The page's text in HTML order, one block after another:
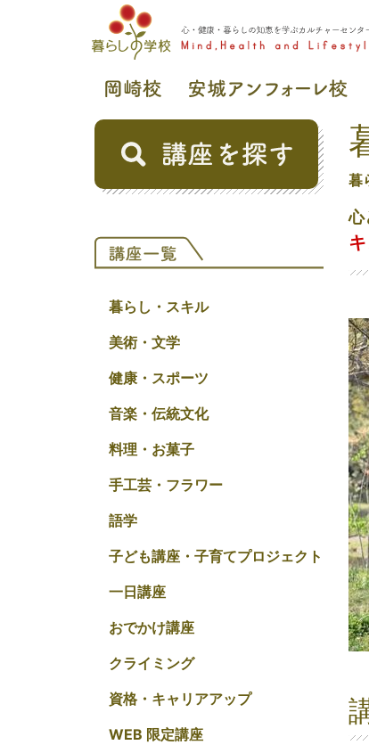
暮らし・スキル
美術・文学
健康・スポーツ
音楽・伝統文化
料理・お菓子
手工芸・フラワー
語学
子ども講座・子育てプロジェクト
一日講座
おでかけ講座
クライミング
資格・キャリアアップ
WEB 限定講座
暮
心